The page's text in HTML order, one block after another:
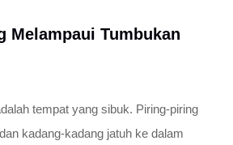
Melampaui Tumbukan
tempat yang sibuk. Piring-piring
kadang-kadang jatuh ke dalam